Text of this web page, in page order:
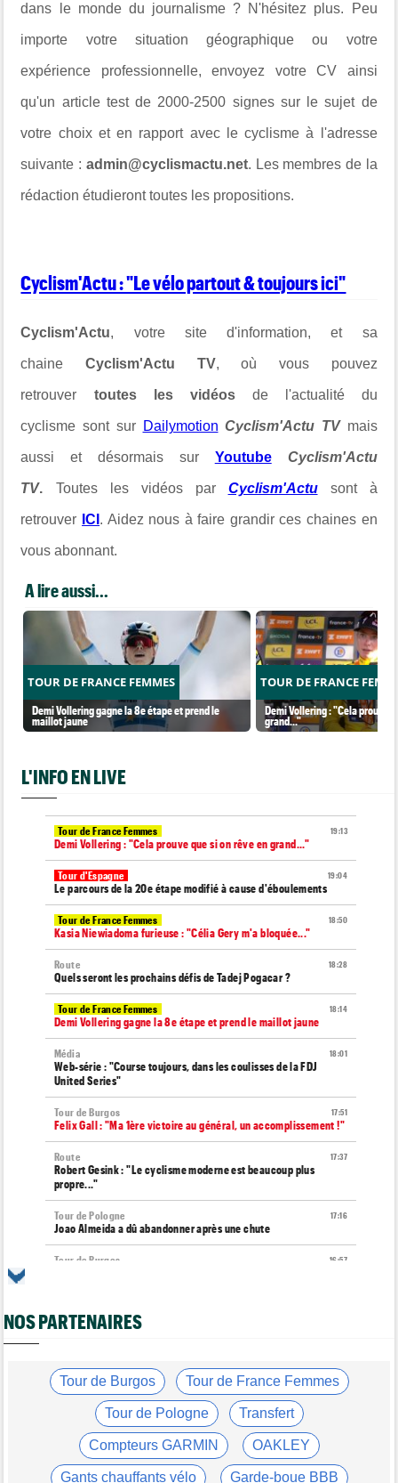
dans le monde du journalisme ? N'hésitez plus. Peu
importe votre situation géographique ou votre
expérience professionnelle, envoyez votre CV ainsi
qu'un article test de 2000-2500 signes sur le sujet de
votre choix et en rapport avec le cyclisme à l'adresse
suivante : admin@cyclismactu.net. Les membres de la
rédaction étudieront toutes les propositions.
Cyclism'Actu : "Le vélo partout & toujours ici"
Cyclism'Actu, votre site d'information, et sa
chaineCyclism'Actu TV, où vous pouvez
retrouver toutes les vidéos de l'actualité du
cyclisme sont sur Dailymotion Cyclism'Actu TV mais
aussi et désormais sur Youtube Cyclism'Actu
TV. Toutes les vidéos par Cyclism'Actu sont à
retrouver ICI . Aidez nous à faire grandir ces chaines en
vous abonnant.
A lire aussi...
TOUR DE FRANCE FEMMES
Demi Vollering gagne la 8e étape et prend le
maillot jaune
TOUR DE FRANCE
Demi Vollering : "Cela prouve
grand..."
L'INFO EN LIVE
19:13
Tour de France Femmes
Demi Vollering : "Cela prouve que si on rêve en grand..."
19:04
Tour d'Espagne
Le parcours de la 20e étape modifié à cause d'éboulements
18:50
Tour de France Femmes
Kasia Niewiadoma furieuse : "Célia Gery m'a bloquée..."
18:28
Route
Quels seront les prochains défis de Tadej Pogacar ?
18:14
Tour de France Femmes
Demi Vollering gagne la 8e étape et prend le maillot jaune
18:01
Média
Web-série : "Course toujours, dans les coulisses de la FDJ
United Series"
17:51
Tour de Burgos
Felix Gall : "Ma 1ère victoire au général, un accomplissement !"
17:37
Route
Robert Gesink : "Le cyclisme moderne est beaucoup plus
propre..."
17:16
Tour de Pologne
Joao Almeida a dû abandonner après une chute
16:57
Tour de Burgos
Louis Barré remporte la 6e étape et prend la 2e place du
général
Les vidéos cyclisme sont sur Dailymotion : Cyclism'Actu TV
Tour de Burgos
Giulio Pellizzari la 5e et dernière étape, Gall le général final !
Tour de France Femmes
Reusser : "On s'est trop regardées... c'était stupide"
NOS PARTENAIRES
Tour de Burgos Tour de France Femmes
Tour de Pologne Transfert
Compteurs GARMIN OAKLEY
Gants chauffants vélo Garde-boue BBB